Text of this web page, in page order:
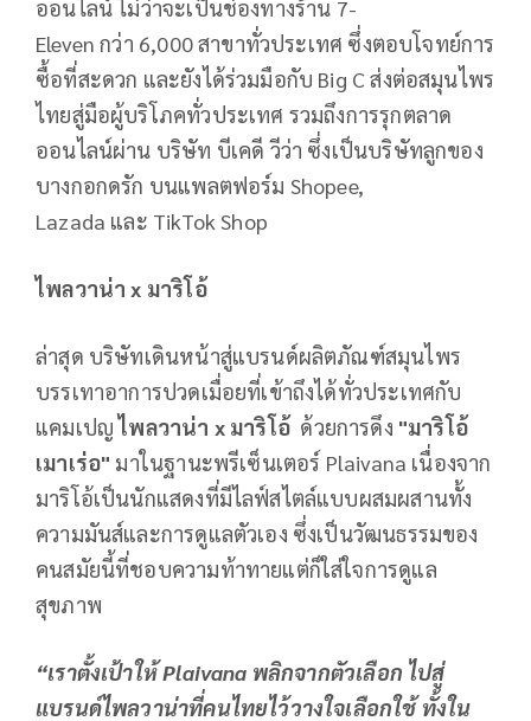
ออนไลน์ ไม่ว่าจะเป็นช่องทางร้าน 7-
Eleven กว่า 6,000 สาขาทั่วประเทศ ซึ่งตอบโจทย์การ
ซื้อที่สะดวก และยังได้ร่วมมือกับ Big C ส่งต่อสมุนไพร
ไทยสู่มือผู้บริโภคทั่วประเทศ รวมถึงการรุกตลาด
ออนไลน์ผ่าน บริษัท บีเคดี วีว่า ซึ่งเป็นบริษัทลูกของ
บางกอกดรัก บนแพลตฟอร์ม Shopee,
Lazada และ TikTok Shop
ไพลวาน่า x มาริโอ้
ล่าสุด บริษัทเดินหน้าสู่แบรนด์ผลิตภัณฑ์สมุนไพร
บรรเทาอาการปวดเมื่อยที่เข้าถึงได้ทั่วประเทศกับ
แคมเปญไพลวาน่า x มาริโอ้ด้วยการดึง "มาริโอ้
เมาเร่อ" มาในฐานะพรีเซ็นเตอร์ Plaivana เนื่องจาก
มาริโอ้เป็นนักแสดงที่มีไลฟ์สไตล์แบบผสมผสานทั้ง
ความมันส์และการดูแลตัวเอง ซึ่งเป็นวัฒนธรรมของ
คนสมัยนี้ที่ชอบความท้าทายแต่ก็ใส่ใจการดูแล
สุขภาพ
“เราตั้งเป้าให้ Plaivana พลิกจากตัวเลือก ไปสู่
แบรนด์ไพลวาน่าที่คนไทยไว้วางใจเลือกใช้ ทั้งใน